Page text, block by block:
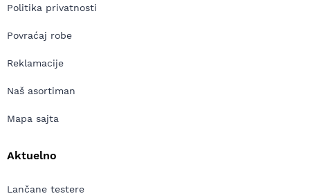
Politika privatnosti
Povraćaj robe
Reklamacije
Naš asortiman
Mapa sajta
Aktuelno
Lančane testere